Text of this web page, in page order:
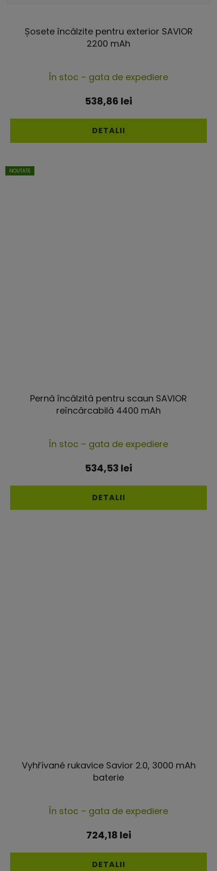
Șosete încălzite pentru exterior SAVIOR
2200 mAh
În stoc – gata de expediere
538,86 lei
DETALII
NOUTATE
Pernă încălzită pentru scaun SAVIOR
reîncărcabilă 4400 mAh
În stoc – gata de expediere
534,53 lei
DETALII
Vyhřívané rukavice Savior 2.0, 3000 mAh
baterie
medie
a
este
În stoc – gata de expediere
724,18 lei
DETALII